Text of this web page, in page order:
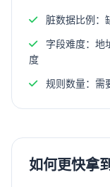
脏数据比例：
字段难度：地
度
规则数量：需
如何更快拿